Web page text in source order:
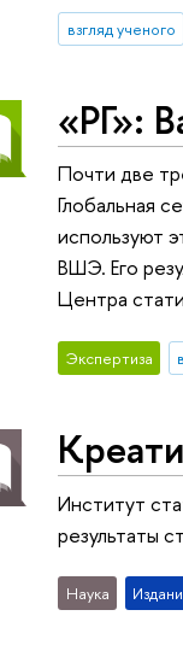
взгляд ученого
«РГ»:
Почти две
Глобальная
используют
ВШЭ. Его
Центра
Экспертиза
Институт
результаты
Наука